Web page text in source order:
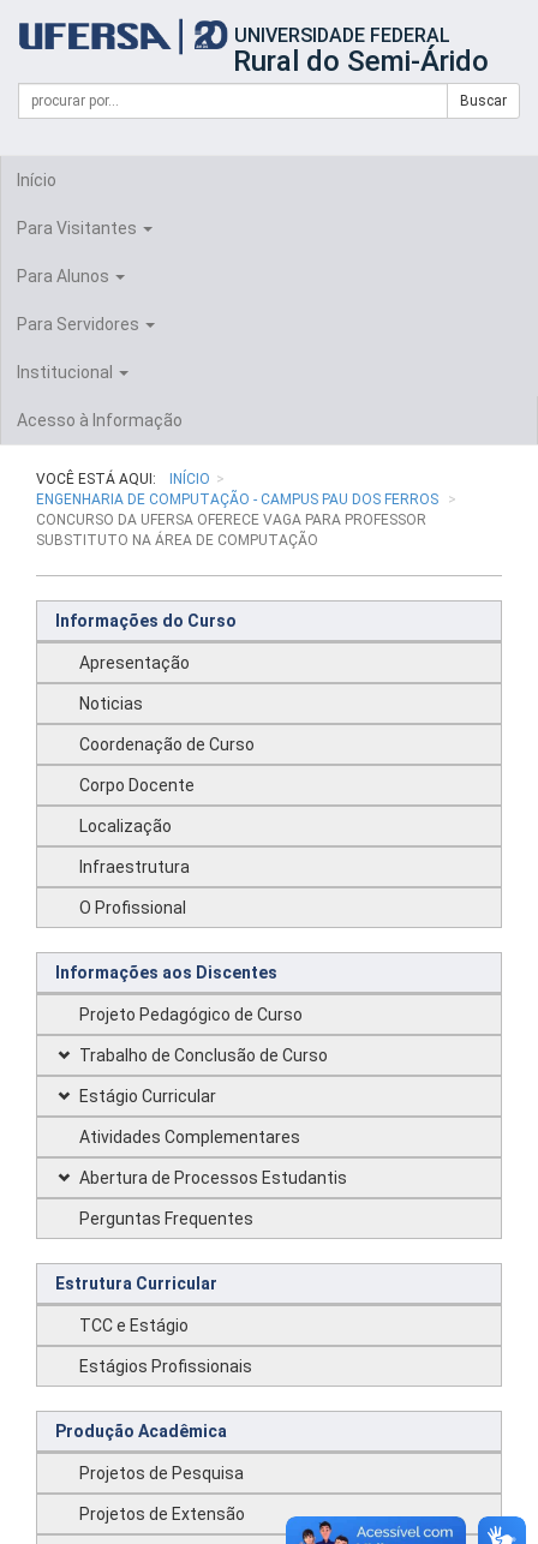
portal
UFERSA
UNIVERSIDADE FEDERAL
Rural do Semi-Árido
Formulário
Busca
Campo
de
Buscar
Início
Para Visitantes
Para Alunos
Para Servidores
Institucional
Acesso à Informação
VOCÊ ESTÁ AQUI:
INÍCIO
ENGENHARIA DE COMPUTAÇÃO - CAMPUS PAU DOS FERROS
CONCURSO DA UFERSA OFERECE VAGA PARA PROFESSOR
SUBSTITUTO NA ÁREA DE COMPUTAÇÃO
Informações do Curso
Apresentação
Noticias
Coordenação de Curso
Corpo Docente
Localização
Infraestrutura
O Profissional
Informações aos Discentes
Projeto Pedagógico de Curso
Trabalho de Conclusão de Curso
Estágio Curricular
Atividades Complementares
Abertura de Processos Estudantis
Perguntas Frequentes
Estrutura Curricular
TCC e Estágio
Estágios Profissionais
Produção Acadêmica
Projetos de Pesquisa
Projetos de Extensão